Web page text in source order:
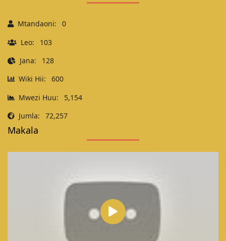
Mtandaoni:
0
Leo:
103
Jana:
128
Wiki Hii:
600
Mwezi Huu:
5,154
Jumla:
72,257
Makala